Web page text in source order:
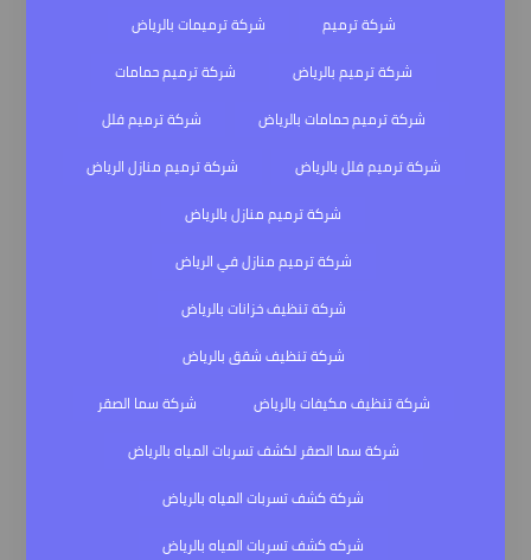
شركة ترميم
شركة ترميمات بالرياض
شركة ترميم بالرياض
شركة ترميم حمامات
شركة ترميم حمامات بالرياض
شركة ترميم فلل
شركة ترميم فلل بالرياض
شركة ترميم منازل الرياض
شركة ترميم منازل بالرياض
شركة ترميم منازل في الرياض
شركة تنظيف خزانات بالرياض
شركة تنظيف شقق بالرياض
شركة تنظيف مكيفات بالرياض
شركة سما الصقر
شركة سما الصقر لكشف تسربات المياه بالرياض
شركة كشف تسربات المياه بالرياض
شركه كشف تسربات المياه بالرياض